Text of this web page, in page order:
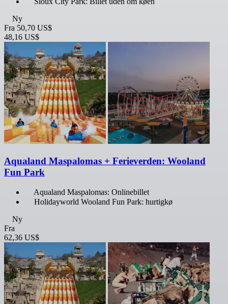
Ny
Fra 50,70 US$
48,16 US$
Aqualand Maspalomas + Ferieverden: Wooland
Fun Park
Aqualand Maspalomas: Onlinebillet
Holidayworld Wooland Fun Park: hurtigkø
Ny
Fra
62,36 US$